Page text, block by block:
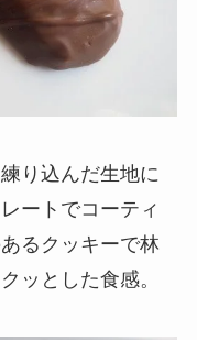
り込んだ生地に
ートでコーティ
るクッキーで林
ッとした食感。